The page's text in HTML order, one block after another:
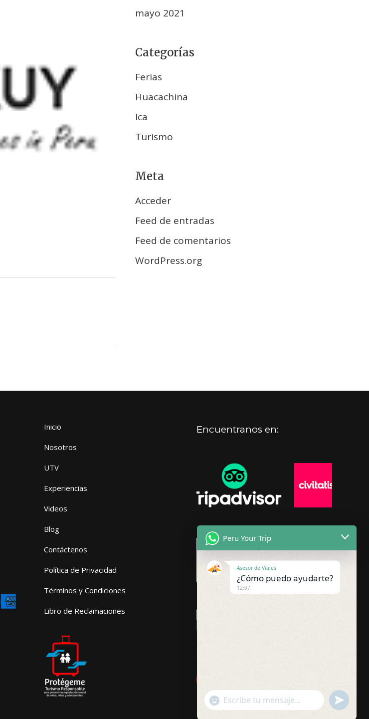
mayo 2021
Categorías
Ferias
Huacachina
Ica
Turismo
Meta
Acceder
Feed de entradas
Feed de comentarios
WordPress.org
Inicio
Nosotros
UTV
Experiencias
Videos
Blog
Contáctenos
Política de Privacidad
Términos y Condiciones
Libro de Reclamaciones
Encuentranos en:
Peru Your Trip
Asesor de Viajes
¿Cómo puedo ayudarte?
12:07
"+chaty_settings.lang.emoji_picker+"
WhatsApp
undefined